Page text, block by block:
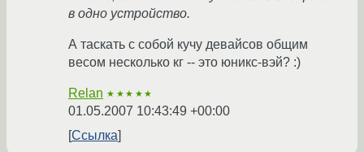
в одно устройство.
А таскать с собой кучу девайсов общим
весом несколько кг -- это юникс-вэй? :)
Relan ★★★★★
01.05.2007 10:43:49 +00:00
Ссылка